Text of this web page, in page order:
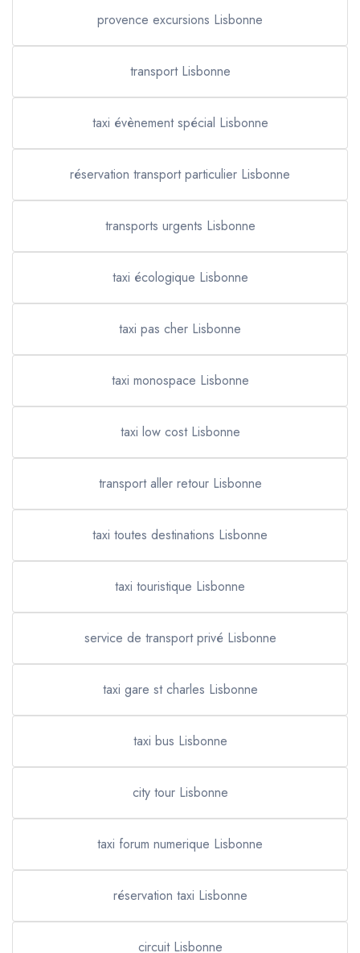
provence excursions Lisbonne
transport Lisbonne
taxi évènement spécial Lisbonne
réservation transport particulier Lisbonne
transports urgents Lisbonne
taxi écologique Lisbonne
taxi pas cher Lisbonne
taxi monospace Lisbonne
taxi low cost Lisbonne
transport aller retour Lisbonne
taxi toutes destinations Lisbonne
taxi touristique Lisbonne
service de transport privé Lisbonne
taxi gare st charles Lisbonne
taxi bus Lisbonne
city tour Lisbonne
taxi forum numerique Lisbonne
réservation taxi Lisbonne
circuit Lisbonne